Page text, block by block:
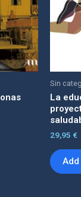
Sin
La
29,95 €